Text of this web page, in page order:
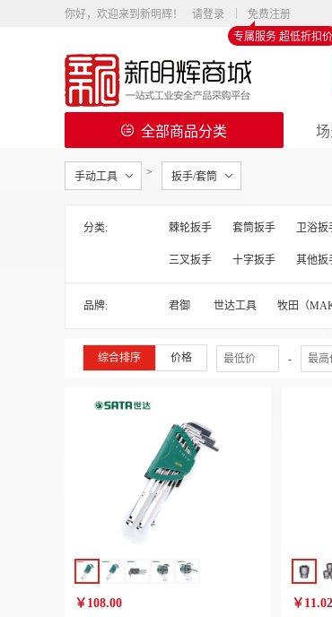
你好，欢迎来到新明辉！ 请登录
免费注册
专属服务 超低折扣价
全部商品分类
手动工具 > 扳手/套筒
分类: 棘轮扳手 套筒扳手 卫浴扳
三叉扳手 十字扳手 其他扳
品牌: 君御 世达工具 牧田（
综合排序 价格 -
￥108.00 ￥11.02